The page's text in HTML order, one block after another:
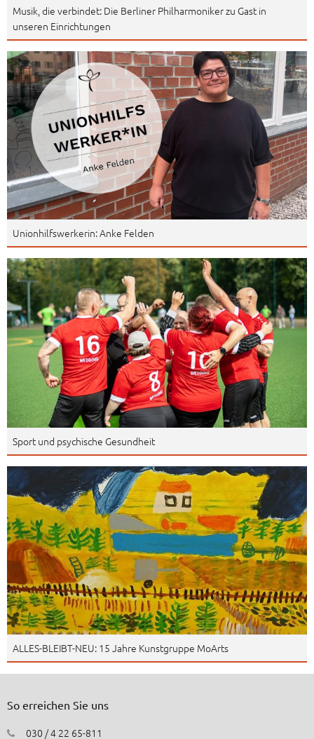
Musik, die verbindet: Die Berliner Philharmoniker zu Gast in
unseren Einrichtungen
Unionhilfswerkerin: Anke Felden
Sport und psychische Gesundheit
ALLES-BLEIBT-NEU: 15 Jahre Kunstgruppe MoArts
So erreichen Sie uns
030 / 4 22 65-811